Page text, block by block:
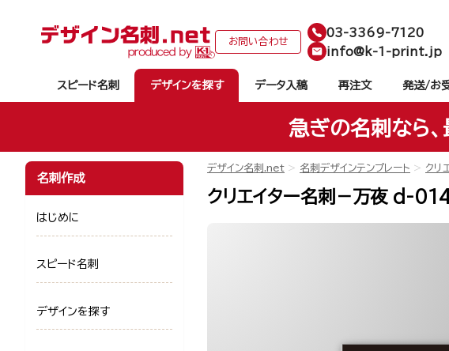
お問い合わせ
03-3369-7120
info@k-1-print.jp
スピード名刺 デザインを探す データ入稿 再注文 発送/お
急ぎの名刺なら
デザイン名刺.net 名刺デザインテンプレート クリ
クリエイター名刺－万夜 d-
名刺作成
はじめに
スピード名刺
デザインを探す